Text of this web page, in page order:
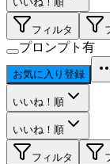
フィルタ
プロンプト有
お気に入り登録
いいね！順
いいね！順
フィルタ